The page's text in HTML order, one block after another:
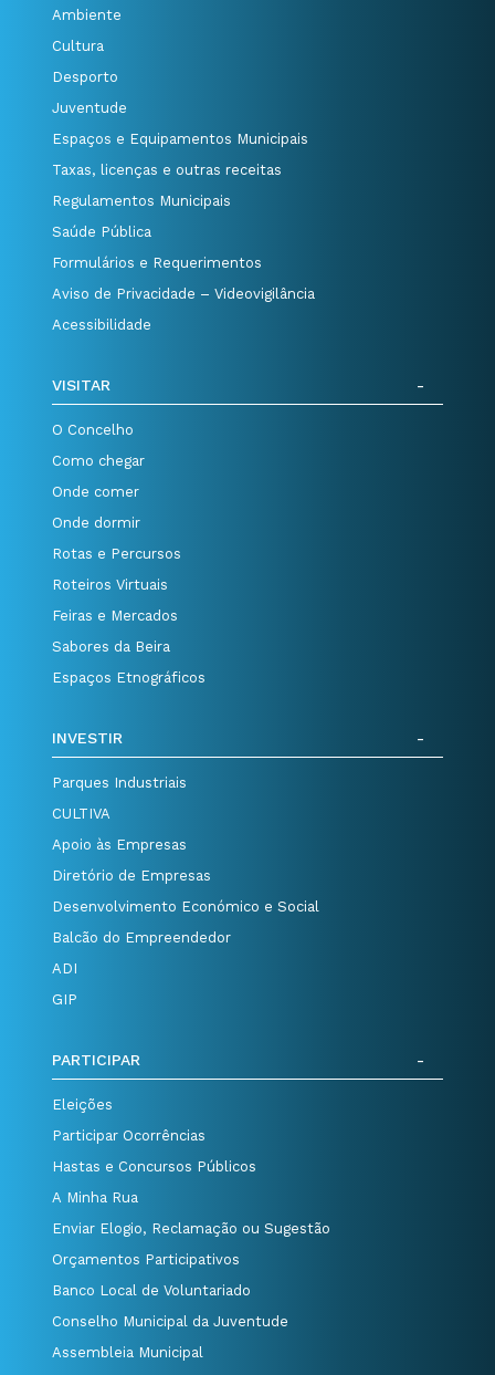
Ambiente
Cultura
Desporto
Juventude
Espaços e Equipamentos Municipais
Taxas, licenças e outras receitas
Regulamentos Municipais
Saúde Pública
Formulários e Requerimentos
Aviso de Privacidade – Videovigilância
Acessibilidade
VISITAR
O Concelho
Como chegar
Onde comer
Onde dormir
Rotas e Percursos
Roteiros Virtuais
Feiras e Mercados
Sabores da Beira
Espaços Etnográficos
INVESTIR
Parques Industriais
CULTIVA
Apoio às Empresas
Diretório de Empresas
Desenvolvimento Económico e Social
Balcão do Empreendedor
ADI
GIP
PARTICIPAR
Eleições
Participar Ocorrências
Hastas e Concursos Públicos
A Minha Rua
Enviar Elogio, Reclamação ou Sugestão
Orçamentos Participativos
Banco Local de Voluntariado
Conselho Municipal da Juventude
Assembleia Municipal